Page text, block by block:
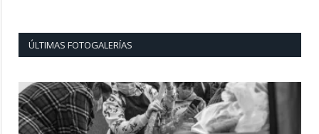
ÚLTIMAS FOTOGALERÍAS